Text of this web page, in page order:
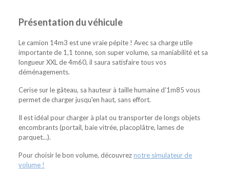
Présentation du véhicule
Le camion 14m3 est une vraie pépite ! Avec sa charge utile
importante de 1,1 tonne, son super volume, sa maniabilité et sa
longueur XXL de 4m60, il saura satisfaire tous vos
déménagements.
Cerise sur le gâteau, sa hauteur à taille humaine d'1m85 vous
permet de charger jusqu'en haut, sans effort.
Il est idéal pour charger à plat ou transporter de longs objets
encombrants (portail, baie vitrée, placoplâtre, lames de
parquet...).
Pour choisir le bon volume, découvreznotre simulateur de
volume !